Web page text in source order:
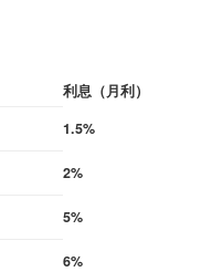
利息（月利）
1.5%
2%
5%
6%